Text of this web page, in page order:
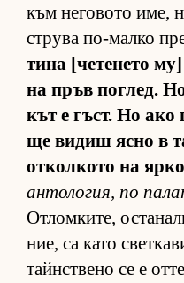
към не­го­вото име,
струва по-малко
тина [че­те­нето
на пръв пог­лед.
кът е гъст. Но ако
ще ви­диш ясно в
от­кол­кото на
ан­то­ло­гия, по
От­лом­ки­те,
ние, са като
тайн­с­т­вено се е